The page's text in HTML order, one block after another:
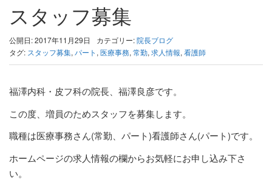
スタッフ募集
公開日: 2017年11月29日 カテゴリー:院長ブログ
タグ: スタッフ募集, パート , 医療事務, 常勤, 求人情報, 看護師
福澤内科・皮フ科の院長、福澤良彦です。
この度、増員のためスタッフを募集します。
職種は医療事務さん(常勤、パート)看護師さん(パート)です。
ホームページの求人情報の欄からお気軽にお申し込み下さ
い。